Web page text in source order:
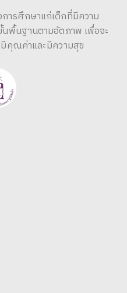
รศึกษาแก่เด็กที่มีความ
พื้นฐานตามอัตภาพ เพื่อจะ
มีคุณค่าและมีความสุข